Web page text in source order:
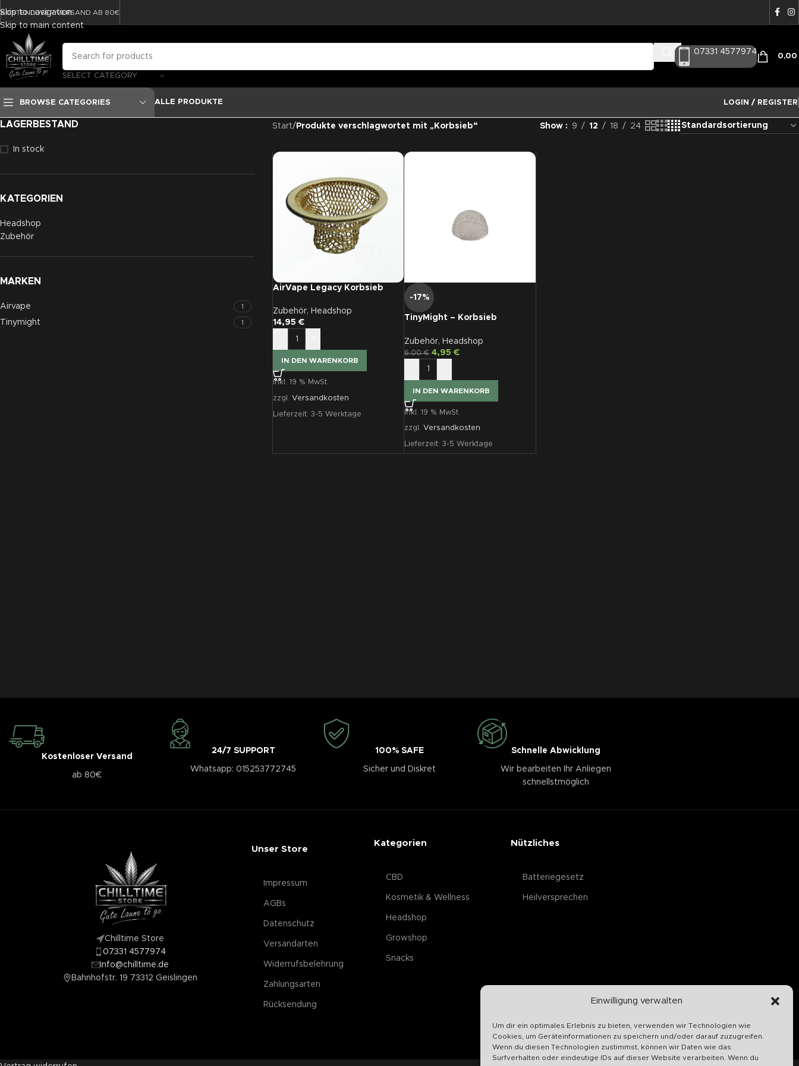
Einwilligung verwalten
Um dir ein optimales Erlebnis zu bieten, verwenden wir Technologien wie
Cookies, um Geräteinformationen zu speichern und/oder darauf zuzugreifen.
Wenn du diesen Technologien zustimmst, können wir Daten wie das
Surfverhalten oder eindeutige IDs auf dieser Website verarbeiten. Wenn du
Skip to navigation
Skip to main content
KOSTENLOSER VERSAND AB 80€
SELECT CATEGORY
07331 4577974
0,00
BROWSE CATEGORIES ALLE PRODUKTE LOGIN / REGISTER
LAGERBESTAND
In stock
KATEGORIEN
Headshop
Zubehör
MARKEN
Airvape 1
Tinymight 1
Start/ Produkte verschlagwortet mit „Korbsieb“ Show 9 12 18 24
AirVape Legacy Korbsieb
Zubehör, Headshop
14,95 €
IN DEN WARENKORB
inkl. 19 % MwSt.
zzgl. Versandkosten
Lieferzeit: 3-5 Werktage
-17%
TinyMight – Korbsieb
Zubehör, Headshop
6,00€ 4,95€
IN DEN WARENKORB
inkl. 19 % MwSt.
zzgl. Versandkosten
Lieferzeit:3-5 Werktage
Kostenloser Versand
ab 80€
24/7 SUPPORT
Whatsapp: 015253772745
100% SAFE
Sicher und Diskret
Schnelle Abwicklung
Wir bearbeiten Ihr Anliegen
schnellstmöglich
Chilltime Store
07331 4577974
Info@chilltime.de
Bahnhofstr. 19 73312 Geislingen
Unser Store
Impressum
AGBs
Datenschutz
Versandarten
Widerrufsbelehrung
Zahlungsarten
Rücksendung
Kategorien
CBD
Kosmetik & Wellness
Headshop
Growshop
Snacks
Nützliches
Batteriegesetz
Heilversprechen